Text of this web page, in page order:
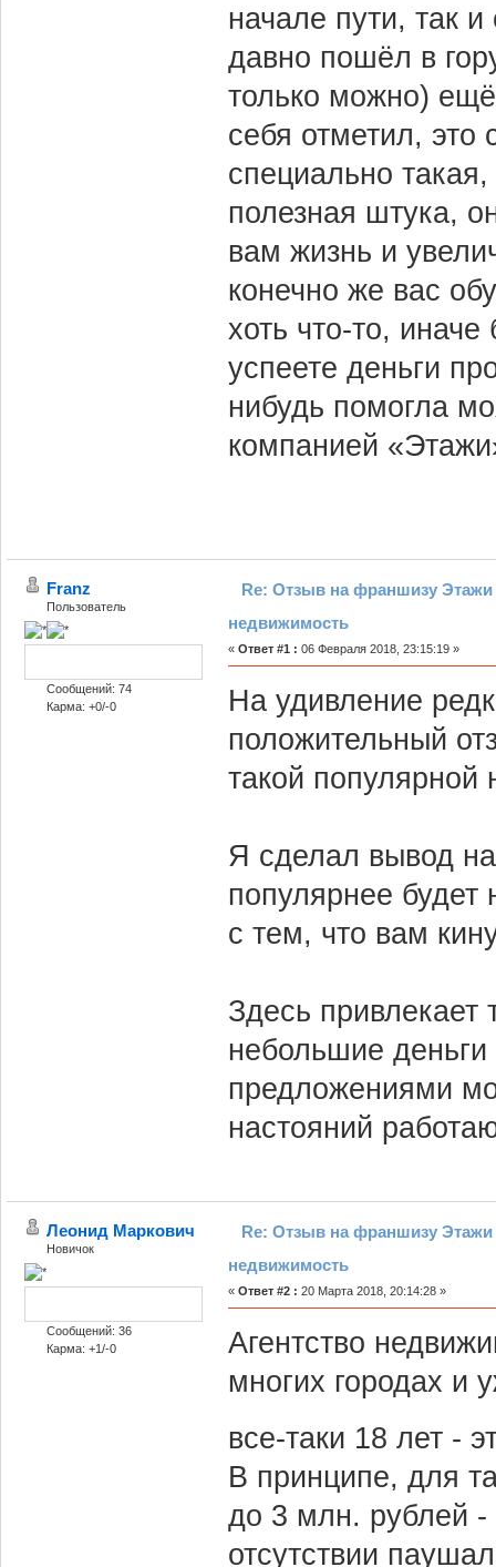
начале пути, так
давно пошёл в
только можно)
себя отметил, это
специально
полезная штука,
вам жизнь и
конечно же вас
хоть что-то, иначе
успеете деньги
нибудь помогла
компанией
Franz
Пользователь
Сообщений: 74
Карма: +0/-0
Re: Отзыв на франшизу Этажи
недвижимость
« Ответ #1 : 06 Февраля 2018, 23:15:19 »
На удивление
положительный
такой популярной
Я сделал вывод
популярнее
с тем, что вам
Здесь привлекает
небольшие
предложениями
настояний
Леонид Маркович
Новичок
Сообщений: 36
Карма: +1/-0
Re: Отзыв на франшизу Этажи
недвижимость
« Ответ #2 : 20 Марта 2018, 20:14:28 »
Агентство
многих городах и
все-таки 18 лет -
В принципе, для
до 3 млн. рублей
отсутствии